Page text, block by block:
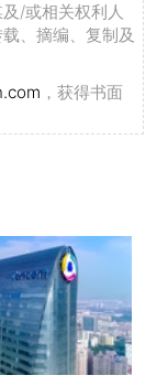
/或相关权利人
、摘编、复制及
，获得书面